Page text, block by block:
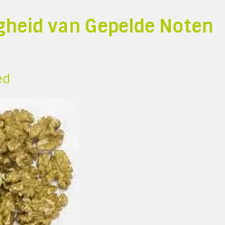
van Gepelde Noten